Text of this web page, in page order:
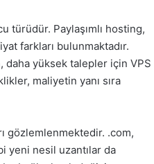
türüdür. Paylaşımlı hosting,
farkları bulunmaktadır.
daha yüksek talepler için VPS
maliyetin yanı sıra
gözlemlenmektedir. .com,
yeni nesil uzantılar da